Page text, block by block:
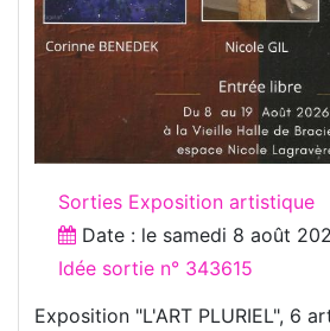
Sorties Exposition artistique
Date : le samedi 8 août
Idée sortie n° 343615
Exposition "L'ART PLURIEL", 6